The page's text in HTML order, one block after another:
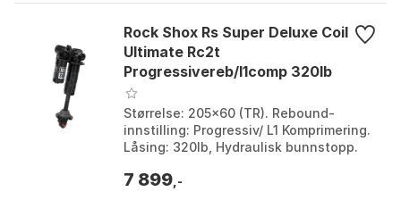
Rock Shox Rs Super Deluxe Coil
Ultimate Rc2t
Progressivereb/l1comp 320lb
Lockout Støtdemper
Størrelse: 205x60 (TR). Rebound-
innstilling: Progressiv/ L1 Komprimering.
Låsing: 320lb, Hydraulisk bunnstopp.
Black. Stø...
7 899 ,-